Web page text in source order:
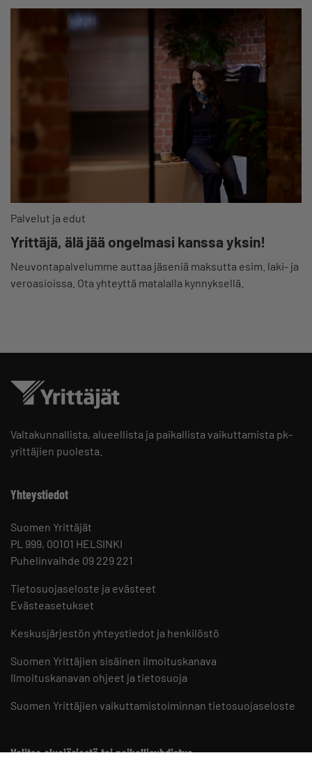
Palvelut ja edut
Yrittäjä, älä jää ongelmasi kanssa yksin!
Neuvontapalvelumme auttaa jäseniä maksutta esim. laki- ja
veroasioissa. Ota yhteyttä matalalla kynnyksellä.
Valtakunnallista, alueellista ja paikallista vaikuttamista pk-
yrittäjien puolesta.
Yhteystiedot
Suomen Yrittäjät
PL 999, 00101 HELSINKI
Puhelinvaihde 09 229 221
Tietosuojaseloste ja evästeet
Evästeasetukset
Keskusjärjestön yhteystiedot ja henkilöstö
Suomen Yrittäjien sisäinen ilmoituskanava
Ilmoituskanavan ohjeet ja tietosuoja
Suomen Yrittäjien vaikuttamistoiminnan tietosuojaseloste
Valitse aluejärjestö tai paikallisyhdistys